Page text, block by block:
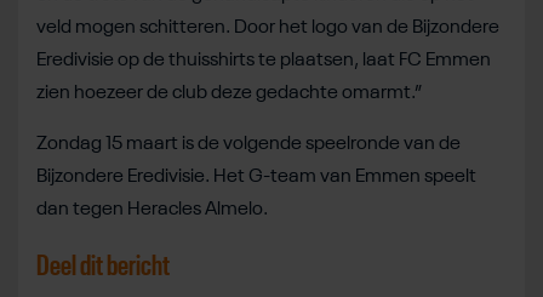
veld mogen schitteren. Door het logo van de Bijzondere
Eredivisie op de thuisshirts te plaatsen, laat FC Emmen
zien hoezeer de club deze gedachte omarmt.”
Zondag 15 maart is de volgende speelronde van de
Bijzondere Eredivisie. Het G-team van Emmen speelt
dan tegen Heracles Almelo.
Deel dit bericht